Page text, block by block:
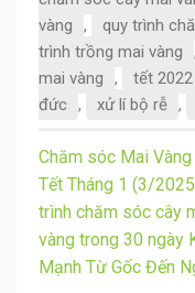
vàng
, quy trình
trình trồng mai vàng
,
mai vàng
, tết 2022
đức
, xử lí bộ rễ ,
Chăm sóc Mai Vàng
Tết Tháng 1 (3/
trình chăm sóc cây
vàng trong 30 ngày
Mạnh Từ Gốc Đến